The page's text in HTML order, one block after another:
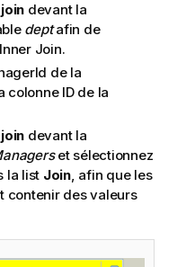
devant la
deptafin de
Join.
de la
colonne ID de la
devant la
et sélectionnez
la list Join, afin que les
contenir des valeurs